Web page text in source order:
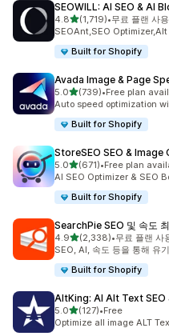
SEOWILL: AI SEO & AI
4.8별 5개 중
(1,719)
총 리뷰 1719개
•무료 플랜 사
SEOAnt,SEO
Built for Shopify
Avada Image & Page
5.0별 5개 중
(739)
총 리뷰 739개
•Free plan
Auto speed optimization
Built for Shopify
StoreSEO SEO &
5.0별 5개 중
(671)
총 리뷰 671개
•Free plan
AI SEO Optimizer & SEO
Built for Shopify
SearchPie SEO 및 속도
4.9별 5개 중
(2,338)
총 리뷰 2338개
•무료 플랜 사
SEO, AI, 속도 등을 통해 유
Built for Shopify
AltKing: AI Alt Text SEO
5.0별 5개 중
(127)
총 리뷰 127개
•Free
Optimize all image ALT